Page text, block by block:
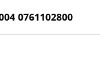
0761102800